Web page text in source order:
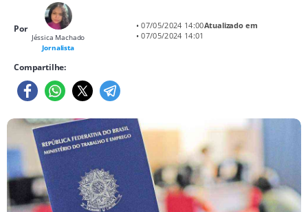
Por
Jéssica Machado
Jornalista
• 07/05/2024 14:00Atualizado em
• 07/05/2024 14:01
Compartilhe: